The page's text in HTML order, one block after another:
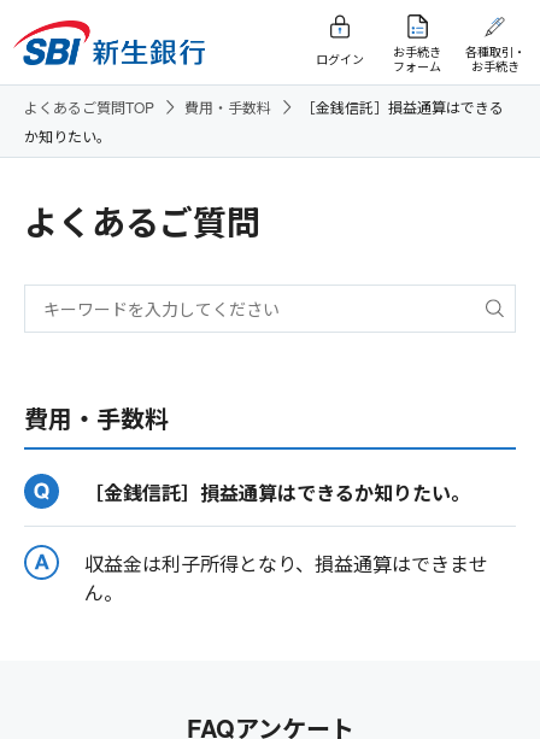
ログイン
お手続き
フォーム
各種取引・
お手続き
よくあるご質問TOP 費用・手数料
［金銭信託］損益通算はできる
か知りたい。
よくあるご質問
費用・手数料
［金銭信託］損益通算はできるか知りたい。
収益金は利子所得となり、損益通算はできませ
ん。
FAQアンケート